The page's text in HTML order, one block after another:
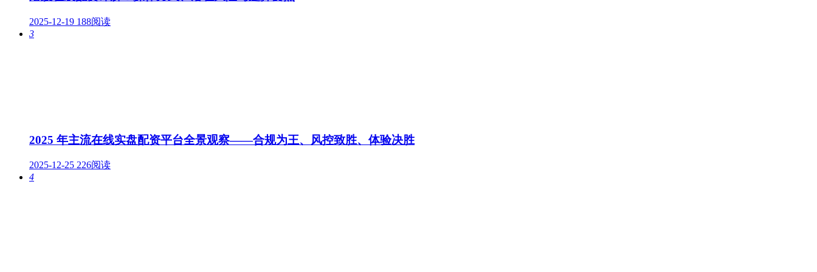
2025-12-19 188阅读
3
2025 年主流在线实盘配资平台全景观察——合规为王、风控致胜、体验决胜
2025-12-25 226阅读
4